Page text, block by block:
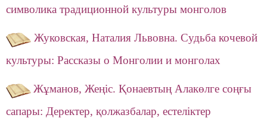
символика традиционной культуры монголов
Жуковская, Наталия Львовна. Судьба кочевой
культуры: Рассказы о Монголии и монголах
Жұманов, Жеңіс. Қонаевтың Алакөлге соңғы
сапары: Деректер, қолжазбалар, естеліктер